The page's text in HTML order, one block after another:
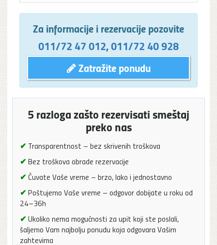
Za informacije i rezervacije pozovite
011/72 47 012,011/72 40 928
Zatražite ponudu
5 razloga zašto rezervisati smeštaj
preko nas
✔ Transparentnost – bez skrivenih troškova
✔ Bez troškova obrade rezervacije
✔ Čuvate Vaše vreme – brzo, lako i jednostavno
✔ Poštujemo Vaše vreme – odgovor dobijate u roku od
24–36h
✔ Ukoliko nema mogućnosti za upit koji ste poslali,
šaljemo Vam najbolju ponudu koja odgovara Vašim
zahtevima